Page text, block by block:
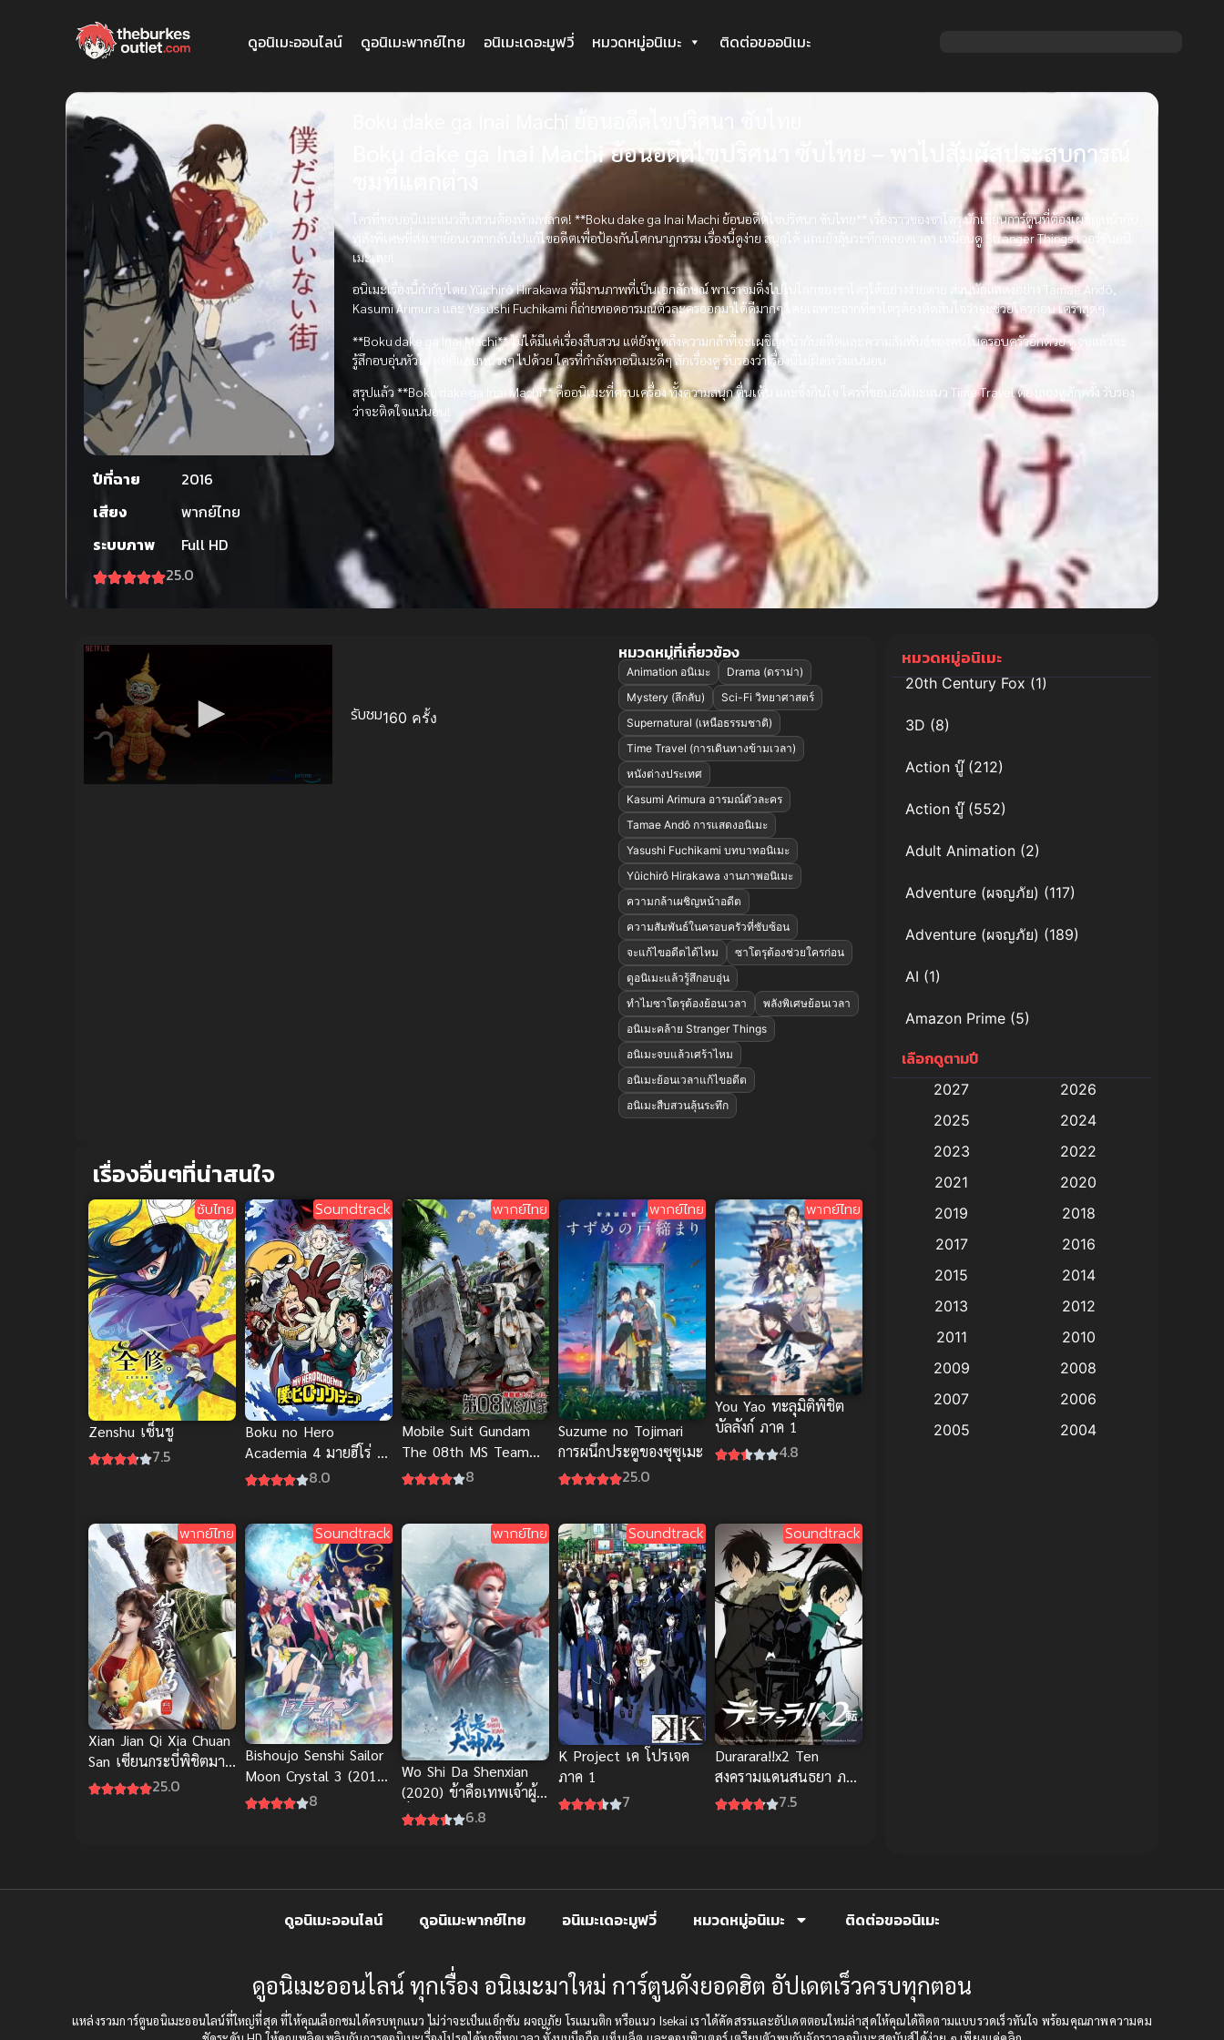
ดูอนิเมะออนไลน์ ดูอนิเมะพากย์ไทย อนิเมะเดอะมูฟวี่ หมวดหมู่อนิเมะ ติดต่อขออนิเมะ
ปีที่ฉาย
2016
เสียง
พากย์ไทย
ระบบภาพ
Full HD
25.0
Boku dake ga Inai Machi ย้อนอดีตไขปริศนา ซับไทย – พาไปสัมผัสประสบการณ์
ใครที่ชอบอนิเมะแนวสืบสวนต้องห้ามพลาด! **Boku dake ga Inai Machi ย้อนอดีตไขปริศนา ซับไทย** เรื่องราวของซาโตรุ นักเขียนการ์ตูนที่ต้องเผชิญหน้ากับ
พลังพิเศษที่ส่งเขาย้อนเวลากลับไปแก้ไขอดีตเพื่อป้องกันโศกนาฏกรรม เรื่องนี้ดูง่าย สนุกได้ แถมยังลุ้นระทึกตลอดเวลา เหมือนดู Stranger Things เวอร์ชั่นอนิ
เมะเลย!
อนิเมะเรื่องนี้กำกับโดย Yûichirô Hirakawa ที่มีงานภาพที่เป็นเอกลักษณ์ พาเราจมดิ่งไปในโลกของซาโตรุได้อย่างง่ายดาย ส่วนนักแสดงอย่าง Tamae Andô,
Kasumi Arimura และ Yasushi Fuchikami ก็ถ่ายทอดอารมณ์ตัวละครออกมาได้ดีมากๆ โดยเฉพาะฉากที่ซาโตรุต้องตัดสินใจว่าจะช่วยใครก่อน เศร้าสุดๆ
**Boku dake ga Inai Machi** ไม่ได้มีแค่เรื่องสืบสวน แต่ยังพูดถึงความกล้าที่จะเผชิญหน้ากับอดีตและความสัมพันธ์ของคนในครอบครัวอีกด้วย ดูจบแล้วจะ
รู้สึกอบอุ่นหัวใจ แต่ก็แอบหน่วงๆ ไปด้วย ใครที่กำลังหาอนิเมะดีๆ สักเรื่องดู รับรองว่าเรื่องนี้ไม่ผิดหวังแน่นอน
สรุปแล้ว **Boku dake ga Inai Machi** คืออนิเมะที่ครบเครื่อง ทั้งความสนุก ตื่นเต้น และซึ้งกินใจ ใครที่ชอบอนิเมะแนว Time Travel ต้องลองดูสักครั้ง รับรอง
ว่าจะติดใจแน่นอน!
รับชม160 ครั้ง
หมวดหมู่ที่เกี่ยวข้อง
Animation อนิเมะ
Drama (ดราม่า)
Mystery (ลึกลับ)
Sci-Fi วิทยาศาสตร์
Supernatural (เหนือธรรมชาติ)
Time Travel (การเดินทางข้ามเวลา)
หนังต่างประเทศ
Kasumi Arimura อารมณ์ตัวละคร
Tamae Andô การแสดงอนิเมะ
Yasushi Fuchikami บทบาทอนิเมะ
Yûichirô Hirakawa งานภาพอนิเมะ
ความกล้าเผชิญหน้าอดีต
ความสัมพันธ์ในครอบครัวที่ซับซ้อน
จะแก้ไขอดีตได้ไหม
ซาโตรุต้องช่วยใครก่อน
ดูอนิเมะแล้วรู้สึกอบอุ่น
ทำไมซาโตรุต้องย้อนเวลา
พลังพิเศษย้อนเวลา
อนิเมะคล้าย Stranger Things
อนิเมะจบแล้วเศร้าไหม
อนิเมะย้อนเวลาแก้ไขอดีต
อนิเมะสืบสวนลุ้นระทึก
เรื่องอื่นๆที่น่าสนใจ
ซับไทย
Zenshu เซ็นชู
7.5
Soundtrack
Boku no Hero
Academia 4 มายฮีโร่ อ
คาเดเมีย ภาค 4
8.0
พากย์ไทย
Mobile Suit Gundam
The 08th MS Team
(พากย์ไทย)8
พากย์ไทย
Suzume no Tojimari
การผนึกประตูของซุซุเมะ
25.0
พากย์ไทย
You Yao ทะลุมิติพิชิต
บัลลังก์ ภาค 1
4.8
พากย์ไทย
Xian Jian Qi Xia Chuan
San เซียนกระบี่พิชิตมาร
ภาค 3 ซับไทย
25.0
Soundtrack
Bishoujo Senshi Sailor
Moon Crystal 3 (2016)
เซเลอร์มูน คริสตัล ภาค
8
พากย์ไทย
Wo Shi Da Shenxian
(2020) ข้าคือเทพเจ้าผู้
ยิ่งใหญ่ ภาค 1
6.8
Soundtrack
K Project เค โปรเจค
ภาค 1
7
Soundtrack
Durarara!!x2 Ten
สงครามแดนสนธยา ภาค
3 ซับไทย 2015
7.5
หมวดหมู่อนิเมะ
20th Century Fox(1)
3D (8)
Action บู๊(212)
Action บู๊(552)
Adult Animation (2)
Adventure (ผจญภัย) (117)
Adventure (ผจญภัย) (189)
AI (1)
Amazon Prime (5)
Anal (ประตูหลัง)
Animation การ์ตูน
Animation อนิเมะ
Animation แอนิเมชัน (19)
anime(9)
Big tits (นมใหญ่)
Bitch (ผู้หญิงร่าน)
Crime อาชญากรรม
Cultivation(33)
เลือกดูตามปี
2027
2026
2025
2024
2023
2022
2021
2020
2019
2018
2017
2016
2015
2014
2013
2012
2011
2010
2009
2008
2007
2006
2005
2004
ดูอนิเมะออนไลน์ ดูอนิเมะพากย์ไทย อนิเมะเดอะมูฟวี่ หมวดหมู่อนิเมะ ติดต่อขออนิเมะ
ดูอนิเมะออนไลน์ ทุกเรื่อง อนิเมะมาใหม่ การ์ตูนดังยอดฮิต อัปเดตเร็วครบทุกตอน
แหล่งรวมการ์ตูนอนิเมะออนไลน์ที่ใหญ่ที่สุด ที่ให้คุณเลือกชมได้ครบทุกแนว ไม่ว่าจะเป็นแอ็กชัน ผจญภัย โรแมนติก หรือแนว Isekai เราได้คัดสรรและอัปเดตตอนใหม่ล่าสุดให้คุณได้ติดตามแบบรวดเร็วทันใจ พร้อมคุณภาพความคม